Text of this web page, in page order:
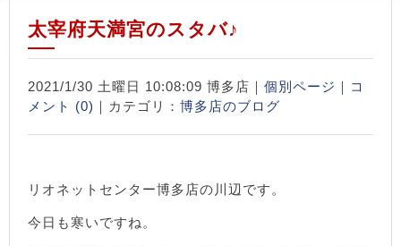
太宰府天満宮のスタバ♪
2021/1/30 土曜日 10:08:09 博多店｜ 個別ページ ｜ コ
メント (0) ｜カテゴリ： 博多店のブログ
リオネットセンター博多店の川辺です。
今日も寒いですね。